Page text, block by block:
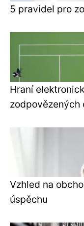
5 pravidel pro
Hraní
zodpovězených
Vzhled na
úspěchu